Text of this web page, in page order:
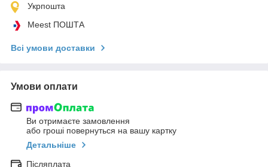
Укрпошта
Meest ПОШТА
Всі умови доставки
Умови оплати
Ви отримаєте замовлення
або гроші повернуться на вашу картку
Детальніше
Післяплата